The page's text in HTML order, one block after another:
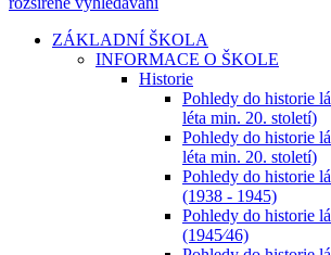
ZÁKLADNÍ ŠKOLA
INFORMACE O ŠKOLE
Historie
Pohledy do historie
léta min. 20. století)
Pohledy do historie
léta min. 20. století)
Pohledy do historie
(1938 - 1945)
Pohledy do historie
(1945⁄46)